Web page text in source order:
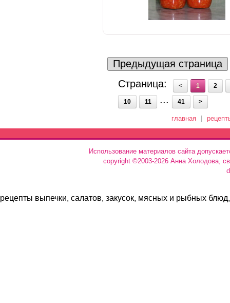
Предыдущая страница
Страница:
< 1 2
10 11 ... 41 >
главная
Использование материалов сайта
copyright ©2003-2026 Анна Холодова,
рецепты выпечки, салатов, закусок, мясных и рыбных